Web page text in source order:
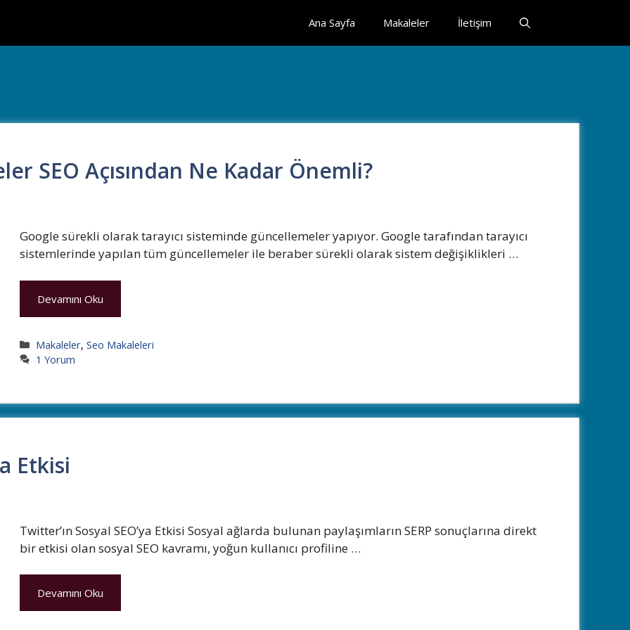
Ana Sayfa Makaleler İletişim
SEO Açısından Ne Kadar Önemli?
Google sürekli olarak tarayıcı sisteminde güncellemeler yapıyor. Google tarafından tarayıcı
sistemlerinde yapılan tüm güncellemeler ile beraber sürekli olarak sistem değişiklikleri …
Devamını Oku
Kategoriler
Makaleler,Seo Makaleleri
1 Yorum
Etkisi
Twitter’ın Sosyal SEO’ya Etkisi Sosyal ağlarda bulunan paylaşımların SERP sonuçlarına direkt
bir etkisi olan sosyal SEO kavramı, yoğun kullanıcı profiline …
Devamını Oku